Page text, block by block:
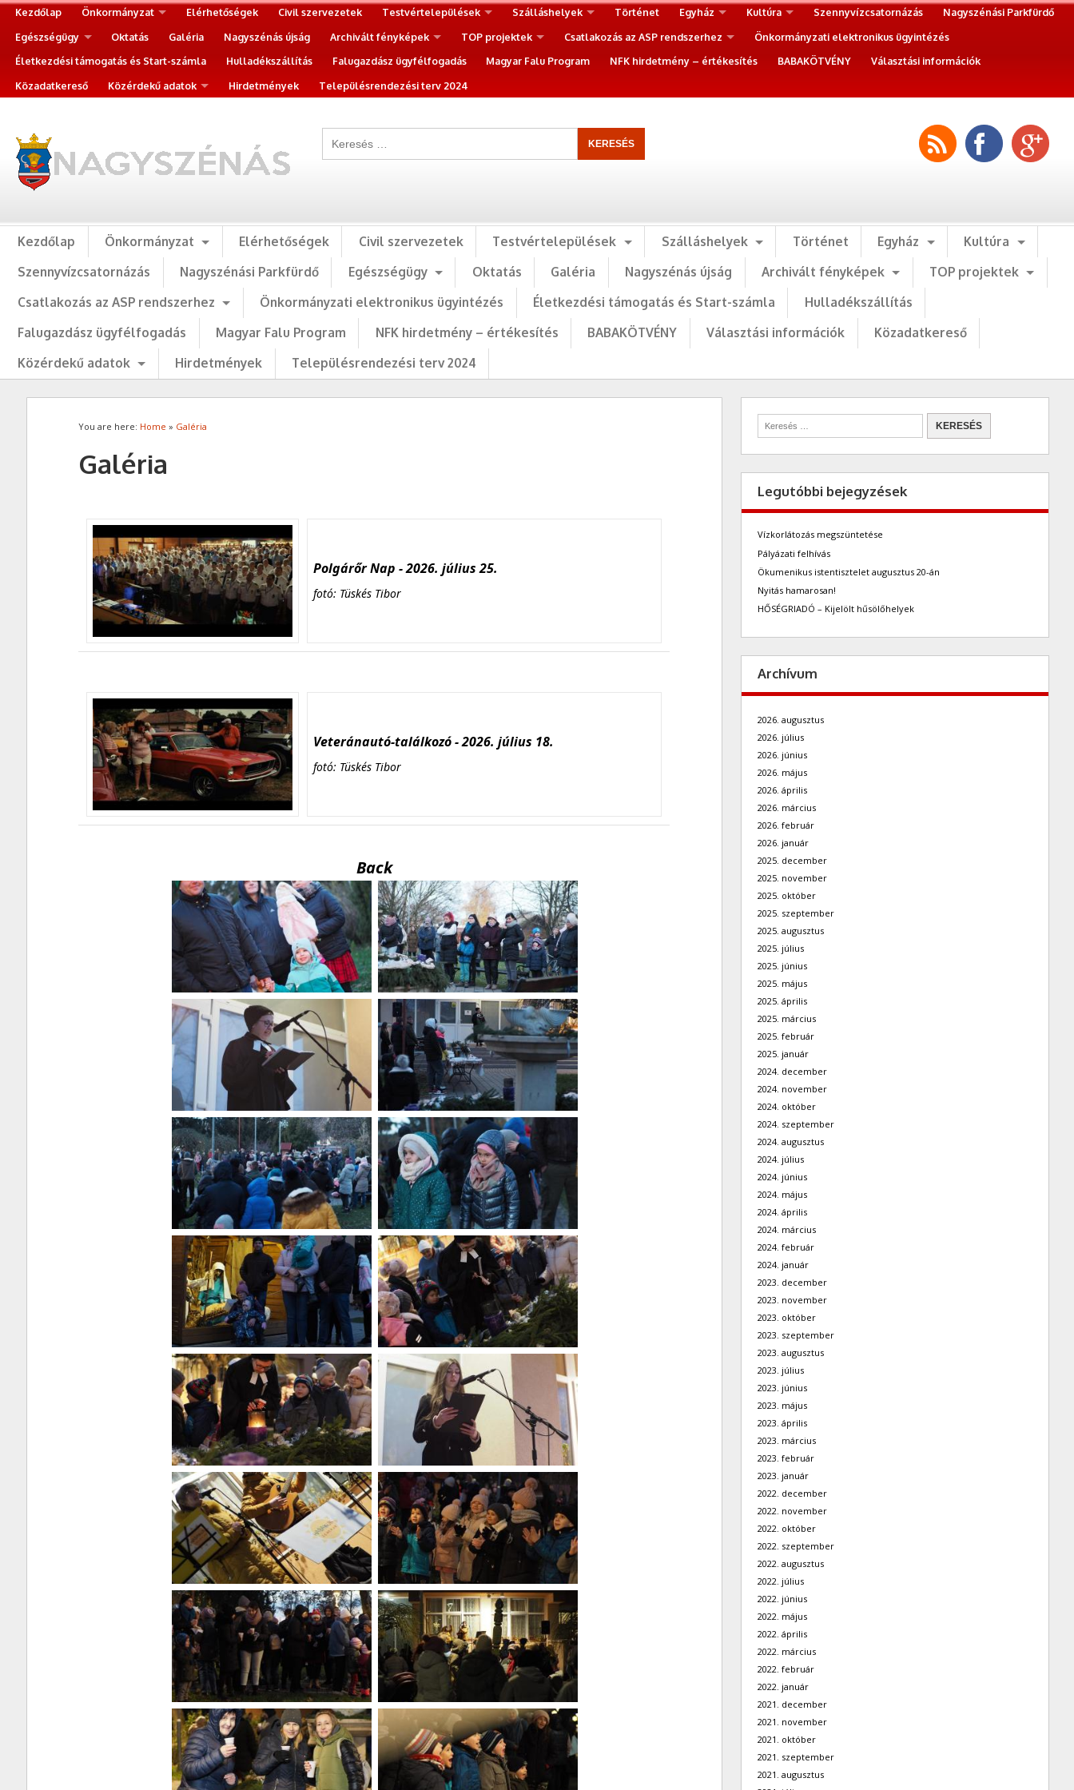
Kezdőlap Önkormányzat Elérhetőségek Civil szervezetek Testvértelepülések Szálláshelyek Történet Egyház Kultúra Szennyvízcsatornázás
Nagyszénási Parkfürdő
Egészségügy
Oktatás Galéria Nagyszénás újság Archivált fényképek TOP projektek Csatlakozás az ASP rendszerhez
Önkormányzati elektronikus ügyintézés
Életkezdési támogatás és Start-számla
Hulladékszállítás Falugazdász ügyfélfogadás Magyar Falu Program NFK hirdetmény – értékesítés BABAKÖTVÉNY
Választási információk
Közadatkereső
Közérdekű adatok Hirdetmények Településrendezési terv 2024
Kezdőlap Önkormányzat Elérhetőségek Civil szervezetek Testvértelepülések Szálláshelyek Történet Egyház
Kultúra
Szennyvízcsatornázás
Nagyszénási Parkfürdő Egészségügy Oktatás Galéria Nagyszénás újság Archivált fényképek
TOP projektek
Csatlakozás az ASP rendszerhez
Önkormányzati elektronikus ügyintézés Életkezdési támogatás és Start-számla
Hulladékszállítás
Falugazdász ügyfélfogadás
Magyar Falu Program NFK hirdetmény – értékesítés BABAKÖTVÉNY Választási információk
Közadatkereső
Közérdekű adatok
Hirdetmények Településrendezési terv 2024
You are here: Home » Galéria
Galéria
Polgárőr Nap - 2026. július 25.
fotó: Tüskés Tibor
Veteránautó-találkozó - 2026. július 18.
fotó: Tüskés Tibor
Back
Legutóbbi bejegyzések
Vízkorlátozás megszüntetése
Pályázati felhívás
Ökumenikus istentisztelet augusztus 20-án
Nyitás hamarosan!
HŐSÉGRIADÓ – Kijelölt hűsölőhelyek
Archívum
2026. augusztus
2026. július
2026. június
2026. május
2026. április
2026. március
2026. február
2026. január
2025. december
2025. november
2025. október
2025. szeptember
2025. augusztus
2025. július
2025. június
2025. május
2025. április
2025. március
2025. február
2025. január
2024. december
2024. november
2024. október
2024. szeptember
2024. augusztus
2024. július
2024. június
2024. május
2024. április
2024. március
2024. február
2024. január
2023. december
2023. november
2023. október
2023. szeptember
2023. augusztus
2023. július
2023. június
2023. május
2023. április
2023. március
2023. február
2023. január
2022. december
2022. november
2022. október
2022. szeptember
2022. augusztus
2022. július
2022. június
2022. május
2022. április
2022. március
2022. február
2022. január
2021. december
2021. november
2021. október
2021. szeptember
2021. augusztus